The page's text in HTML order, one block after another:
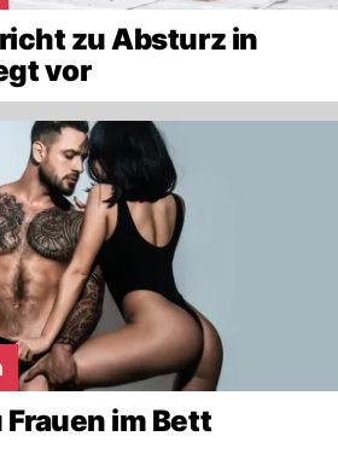
zu Absturz in
vor
im Bett